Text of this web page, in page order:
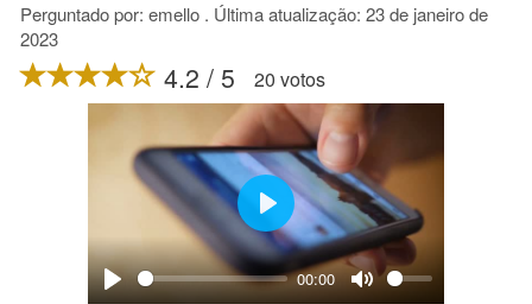
Perguntado por: emello . Última atualização: 23 de janeiro de
2023
4.2 / 5 20 votos
00:00
Play